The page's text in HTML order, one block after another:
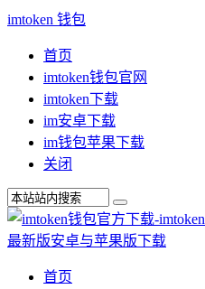
imtoken 钱包
首页
imtoken钱包官网
imtoken下载
im安卓下载
im钱包苹果下载
关闭
首页